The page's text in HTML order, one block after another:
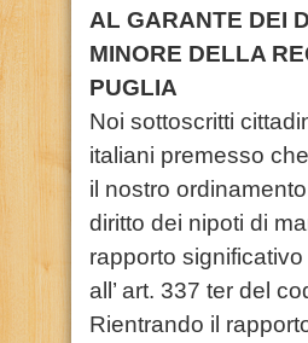
AL GARANTE DEI
MINORE DELLA
PUGLIA
Noi sottoscritti
italiani premesso
il nostro
diritto dei nipoti di
rapporto
all’ art. 337 ter del
Rientrando il